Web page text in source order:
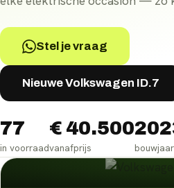
Stel je vraag
Nieuwe Volkswagen ID.7
77
in voorraad
€ 40.500
vanafprijs bouwjaar
Volkswagen ID.7occasions